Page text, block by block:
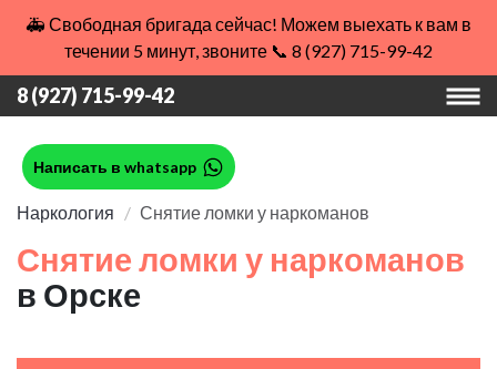
🚑 Свободная бригада сейчас! Можем выехать к вам в
течении 5 минут, звоните 📞 8 (927) 715-99-42
8 (927) 715-99-42
Написать в whatsapp
Наркология Снятие ломки у наркоманов
Снятие ломки у наркоманов
в Орске